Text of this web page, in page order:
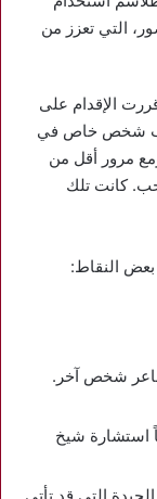
التي تعزز من
الإقدام على
جذب شخص خاص في
مرور أقل من
كانت تلك
النقاط:
شخص آخر.
استشارة شيخ
التي قد تأتي